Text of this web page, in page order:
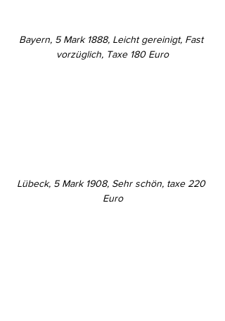
Bayern, 5 Mark 1888, Leicht gereinigt, Fast
vorzüglich, Taxe 180 Euro
Lübeck, 5 Mark 1908, Sehr schön, taxe 220
Euro